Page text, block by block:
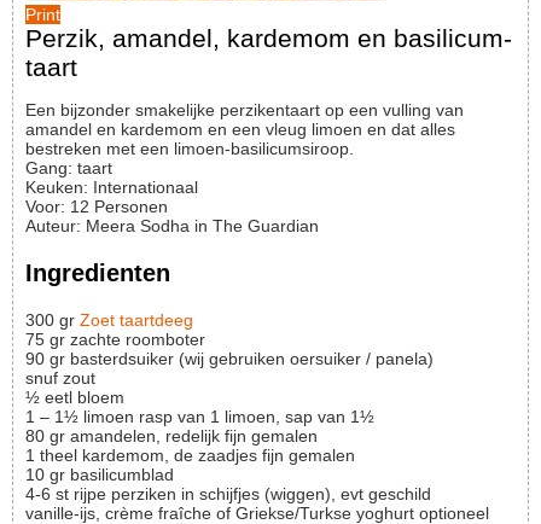
Print
Perzik, amandel, kardemom en basilicum-
taart
Een bijzonder smakelijke perzikentaart op een vulling van
amandel en kardemom en een vleug limoen en dat alles
bestreken met een limoen-basilicumsiroop.
Gang: taart
Keuken: Internationaal
Voor: 12 Personen
Auteur: Meera Sodha in The Guardian
Ingredienten
300 gr Zoet taartdeeg
75 gr zachte roomboter
90 gr basterdsuiker (wij gebruiken oersuiker / panela)
snuf zout
½ eetl bloem
1 – 1½ limoen rasp van 1 limoen, sap van 1½
80 gr amandelen, redelijk fijn gemalen
1 theel kardemom, de zaadjes fijn gemalen
10 gr basilicumblad
4-6 st rijpe perziken in schijfjes (wiggen), evt geschild
vanille-ijs, crème fraîche of Griekse/Turkse yoghurt optioneel